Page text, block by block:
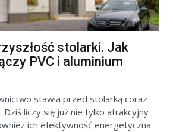
stolarki. Jak
PVC i aluminium
stawia przed stolarką coraz
Dziś liczy się już nie tylko atrakcyjny
ich efektywność energetyczna